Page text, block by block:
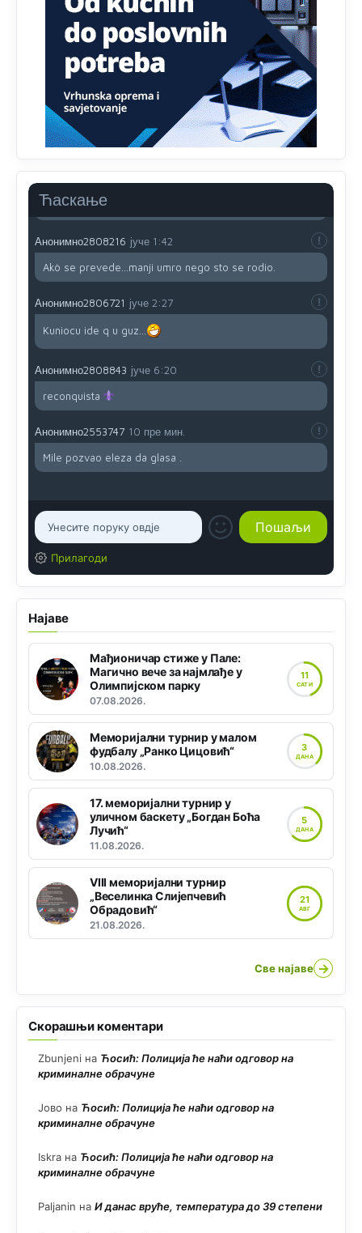
Ћаскање
genocidna tvorevina pravi smetnju a recimo Srbija je
davno priznala.Nasvakom proizvodu iz Srbije stoji -
uvoznik za Kosovo
Анонимно2806721
Sve i da se nekim čudom vojska Srbije "vrati" na
Kosovo-kome će se vratiti? Gdje je dobrodošla i koga
da brani? A imamo vojsku Kosova kojoj želimo svako
dobro i da se što bolje opreme
i mi tebi želimo dug život i tešku bolest
Анонимно2808216 јуче 1:42
Akò se prevede...manji umro nego sto se rodio.
Анонимно2806721 јуче 2:27
Kuniocu ide q u guz...
Анонимно2808843 јуче 6:20
reconquista
Анонимно2553747 10 пре мин.
Mile pozvao eleza da glasa .
Прилагоди
Најаве
Мађионичар стиже у Пале:
Магично вече за најмлађе у
Олимпијском парку
07.08.2026.
11
САТИ
Меморијални турнир у малом
фудбалу „Ранко Цицовић“
10.08.2026.
3
ДАНА
17. меморијални турнир у
уличном баскету „Богдан Боћа
Лучић“
11.08.2026.
5
ДАНА
VIII меморијални турнир
„Веселинка Слијепчевић
Обрадовић“
21.08.2026.
21
АВГ
Све најаве →
Скорашњи коментари
Zbunjeni на Ћосић: Полиција ће наћи одговор на
криминалне обрачуне
Јово на Ћосић: Полиција ће наћи одговор на
криминалне обрачуне
Iskra на Ћосић: Полиција ће наћи одговор на
криминалне обрачуне
Paljanin на И данас вруће, температура до 39 степени